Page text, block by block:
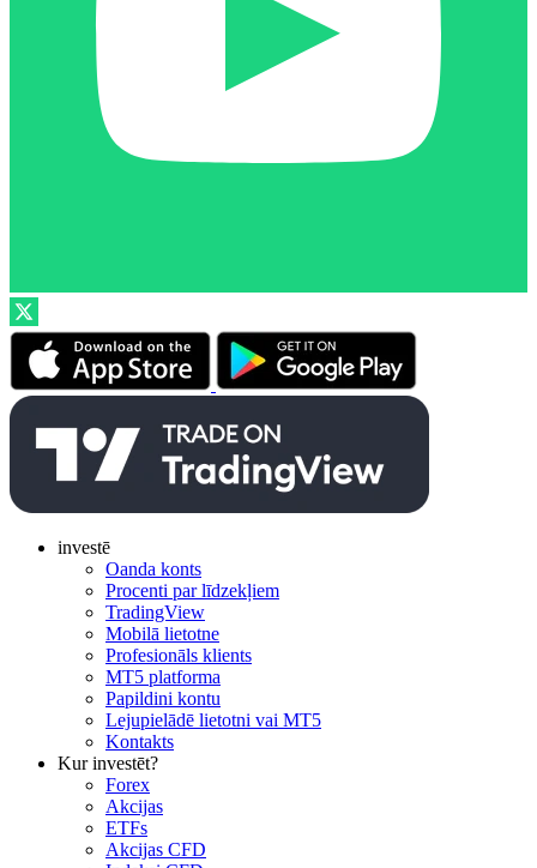
investē
Oanda konts
Procenti par līdzekļiem
TradingView
Mobilā lietotne
Profesionāls klients
MT5 platforma
Papildini kontu
Lejupielādē lietotni vai MT5
Kontakts
Kur investēt?
Forex
Akcijas
ETFs
Akcijas CFD